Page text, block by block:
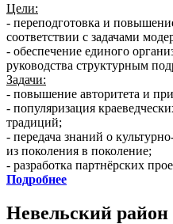
Цели:
- переподготовка и
соответствии с задачами
- обеспечение единого
руководства структурным
Задачи:
- повышение авторитета и
- популяризация
традиций;
- передача знаний о
из поколения в поколение;
- разработка партнёрских
Подробнее
Невельский район